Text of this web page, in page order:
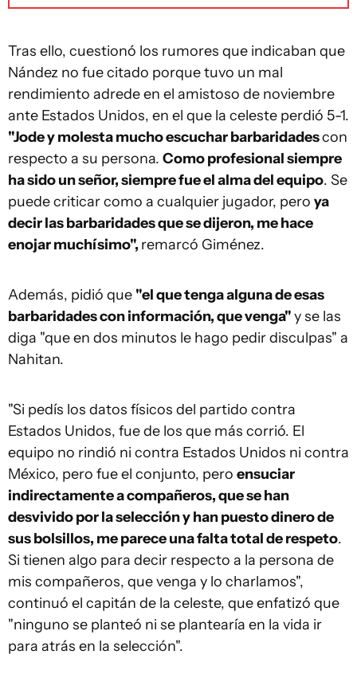
Tras ello, cuestionó los rumores que indicaban que
Nández no fue citado porque tuvo un mal
rendimiento adrede en el amistoso de noviembre
ante Estados Unidos, en el que la celeste perdió 5-1.
"Jode y molesta mucho escuchar barbaridadescon
respecto a su persona. Como profesional siempre
ha sido un señor, siempre fue el alma del equipo. Se
puede criticar como a cualquier jugador, pero ya
decir las barbaridades que se dijeron, me hace
enojar muchísimo", remarcó Giménez.
Además, pidió que "el que tenga alguna de esas
barbaridades con información, que venga"y se las
diga "que en dos minutos le hago pedir disculpas" a
Nahitan.
"Si pedís los datos físicos del partido contra
Estados Unidos, fue de los que más corrió. El
equipo no rindió ni contra Estados Unidos ni contra
México, pero fue el conjunto, pero ensuciar
indirectamente a compañeros, que se han
desvivido por la selección y han puesto dinero de
sus bolsillos, me parece una falta total de respeto.
Si tienen algo para decir respecto a la persona de
mis compañeros, que venga y lo charlamos",
continuó el capitán de la celeste, que enfatizó que
"ninguno se planteó ni se plantearía en la vida ir
para atrás en la selección".